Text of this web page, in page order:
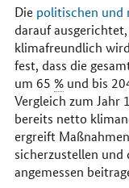
Die politischen und
darauf
klimafreundlich
fest, dass die
um 65 %und bis
Vergleich zum Jahr
bereits netto
ergreift
sicherzustellen und
angemessen